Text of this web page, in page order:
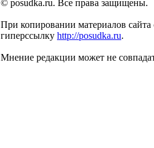
© posudka.ru. Все права защищены.
При копировании материалов сайта
гиперссылку http://posudka.ru.
Мнение редакции может не